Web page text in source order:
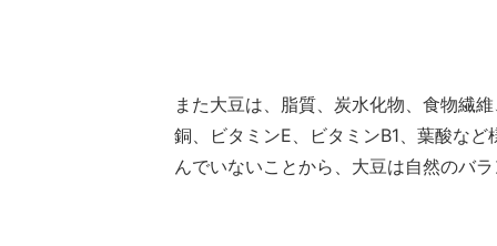
また大豆は、脂質、炭水化物、食物繊
銅、ビタミンE、ビタミンB1、葉酸な
んでいないことから、大豆は自然のバラ